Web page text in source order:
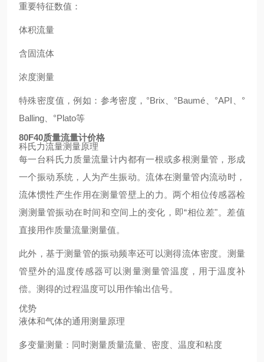
重要特征数值：
体积流量
含固流体
浓度测量
特殊密度值，例如：参考密度，°Brix、°Baumé、°API、°
Balling、°Plato等
80F40质量流量计价格
科氏力流量测量原理
每一台科氏力质量流量计内都有一根或多根测量管，形成
一个振动系统，人为产生振动。流体在测量管内流动时，
流体惯性产生作用在测量管壁上的力。两个相位传感器检
测测量管振动在时间和空间上的变化，即“相位差"。差值
直接用作质量流量测量值。
此外，基于测量管的振动频率还可以测得流体密度。测量
管壁外的温度传感器可以测量测量管温度，用于温度补
偿。测得的过程温度可以用作输出信号。
优势
液体和气体的通用测量原理
多变量测量：同时测量质量流量、密度、温度和粘度